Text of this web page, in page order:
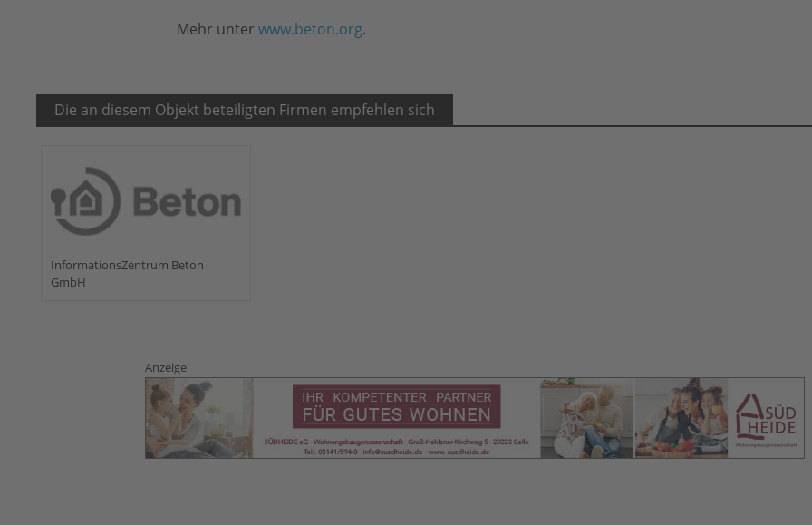
Mehr unter www.beton.org.
Die an diesem Objekt beteiligten Firmen empfehlen sich
InformationsZentrum Beton
GmbH
Anzeige